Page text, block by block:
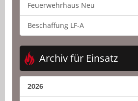
Feuerwehrhaus Neu
Beschaffung LF-A
Archiv für Einsatz
2026